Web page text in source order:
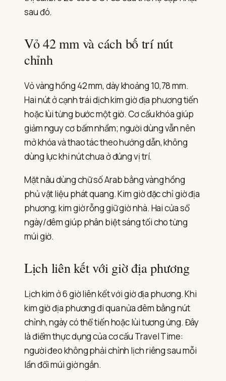
sau đó.
Vỏ 42 mm và cách bố trí nút
chỉnh
Vỏ vàng hồng 42 mm, dày khoảng 10,78 mm.
Hai nút ở cạnh trái dịch kim giờ địa phương tiến
hoặc lùi từng bước một giờ. Cơ cấu khóa giúp
giảm nguy cơ bấm nhầm; người dùng vẫn nên
mở khóa và thao tác theo hướng dẫn, không
dùng lực khi nút chưa ở đúng vị trí.
Mặt nâu dùng chữ số Arab bằng vàng hồng
phủ vật liệu phát quang. Kim giờ đặc chỉ giờ địa
phương; kim giờ rỗng giữ giờ nhà. Hai cửa sổ
ngày/đêm giúp phân biệt sáng tối cho từng
múi giờ.
Lịch liên kết với giờ địa phương
Lịch kim ở 6 giờ liên kết với giờ địa phương. Khi
kim giờ địa phương đi qua nửa đêm bằng nút
chỉnh, ngày có thể tiến hoặc lùi tương ứng. Đây
là điểm thực dụng của cơ cấu Travel Time:
người đeo không phải chỉnh lịch riêng sau mỗi
lần đổi múi giờ ngắn.